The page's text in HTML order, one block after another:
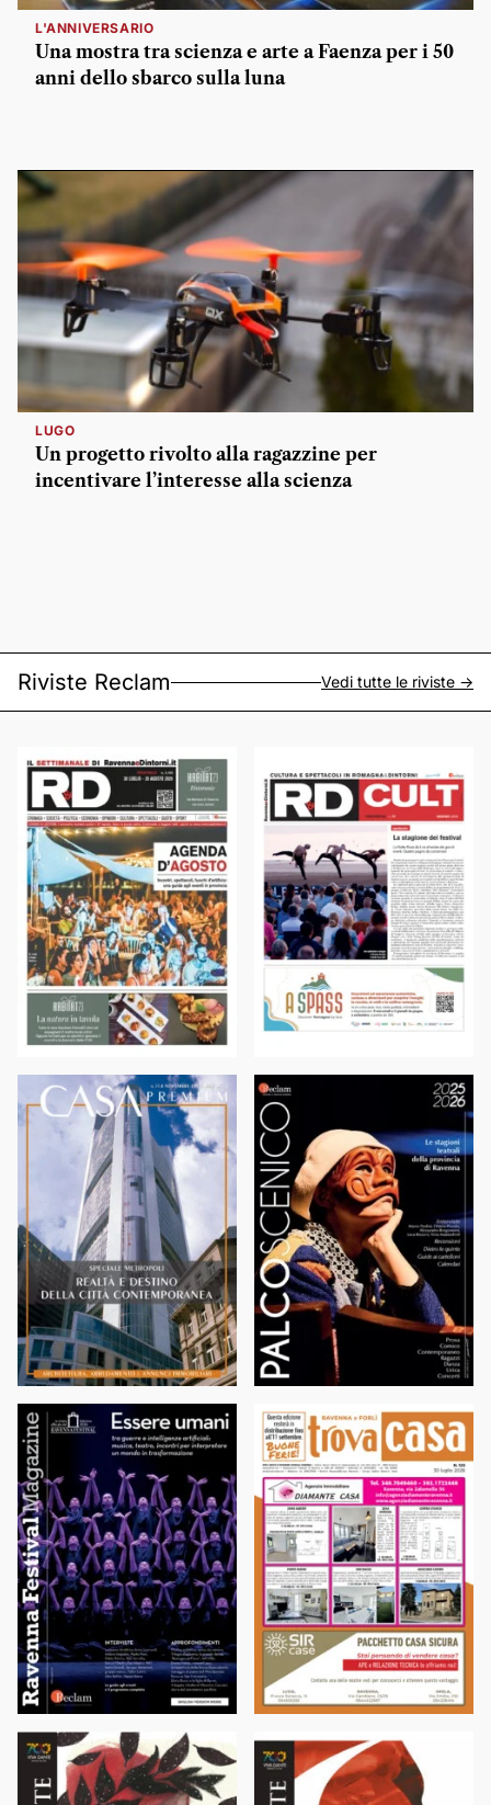
L'ANNIVERSARIO
Una mostra tra scienza e arte a Faenza per i 50
anni dello sbarco sulla luna
LUGO
Un progetto rivolto alla ragazzine per
incentivare l’interesse alla scienza
Riviste Reclam Vedi tutte le riviste ->